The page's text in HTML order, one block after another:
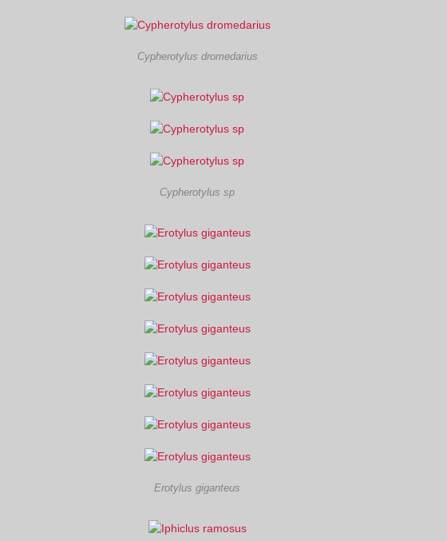
Cypherotylus dromedarius
Cypherotylus sp
Erotylus giganteus